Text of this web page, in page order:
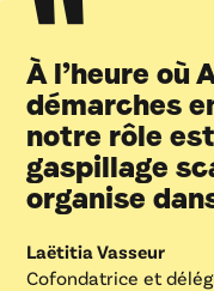
À l’heure où
démarches
notre rôle
gaspillage
organise
Laëtitia Vasseur
Cofondatrice et